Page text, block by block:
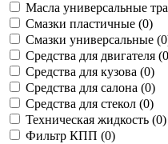
Масла универсальные
Смазки пластичные (0)
Смазки универсальные (0
Средства для двигателя (0
Средства для кузова (0)
Средства для салона (0)
Средства для стекол (0)
Техническая жидкость (0)
Фильтр КПП (0)